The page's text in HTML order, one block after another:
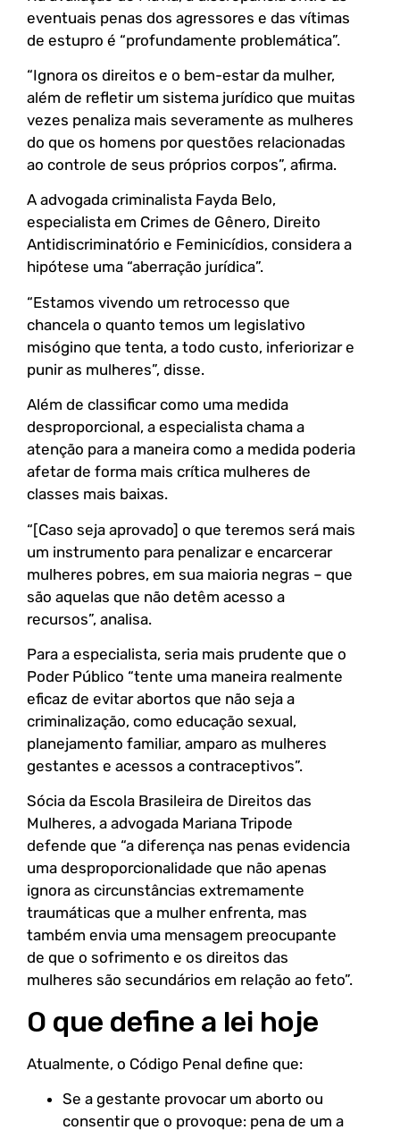
eventuais penas dos agressores e das vítimas
de estupro é “profundamente problemática”.
“Ignora os direitos e o bem-estar da mulher,
além de refletir um sistema jurídico que muitas
vezes penaliza mais severamente as mulheres
do que os homens por questões relacionadas
ao controle de seus próprios corpos”, afirma.
A advogada criminalista Fayda Belo,
especialista em Crimes de Gênero, Direito
Antidiscriminatório e Feminicídios, considera a
hipótese uma “aberração jurídica”.
“Estamos vivendo um retrocesso que
chancela o quanto temos um legislativo
misógino que tenta, a todo custo, inferiorizar e
punir as mulheres”, disse.
Além de classificar como uma medida
desproporcional, a especialista chama a
atenção para a maneira como a medida poderia
afetar de forma mais crítica mulheres de
classes mais baixas.
“[Caso seja aprovado] o que teremos será mais
um instrumento para penalizar e encarcerar
mulheres pobres, em sua maioria negras – que
são aquelas que não detêm acesso a
recursos”, analisa.
Para a especialista, seria mais prudente que o
Poder Público “tente uma maneira realmente
eficaz de evitar abortos que não seja a
criminalização, como educação sexual,
planejamento familiar, amparo as mulheres
gestantes e acessos a contraceptivos”.
Sócia da Escola Brasileira de Direitos das
Mulheres, a advogada Mariana Tripode
defende que “a diferença nas penas evidencia
uma desproporcionalidade que não apenas
ignora as circunstâncias extremamente
traumáticas que a mulher enfrenta, mas
também envia uma mensagem preocupante
de que o sofrimento e os direitos das
mulheres são secundários em relação ao feto”.
O que define a lei hoje
Atualmente, o Código Penal define que:
Se a gestante provocar um aborto ou
consentir que o provoque: pena de um a